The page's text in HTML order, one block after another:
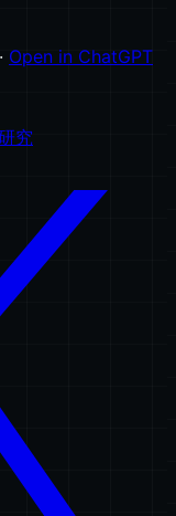
· Open in ChatGPT
究